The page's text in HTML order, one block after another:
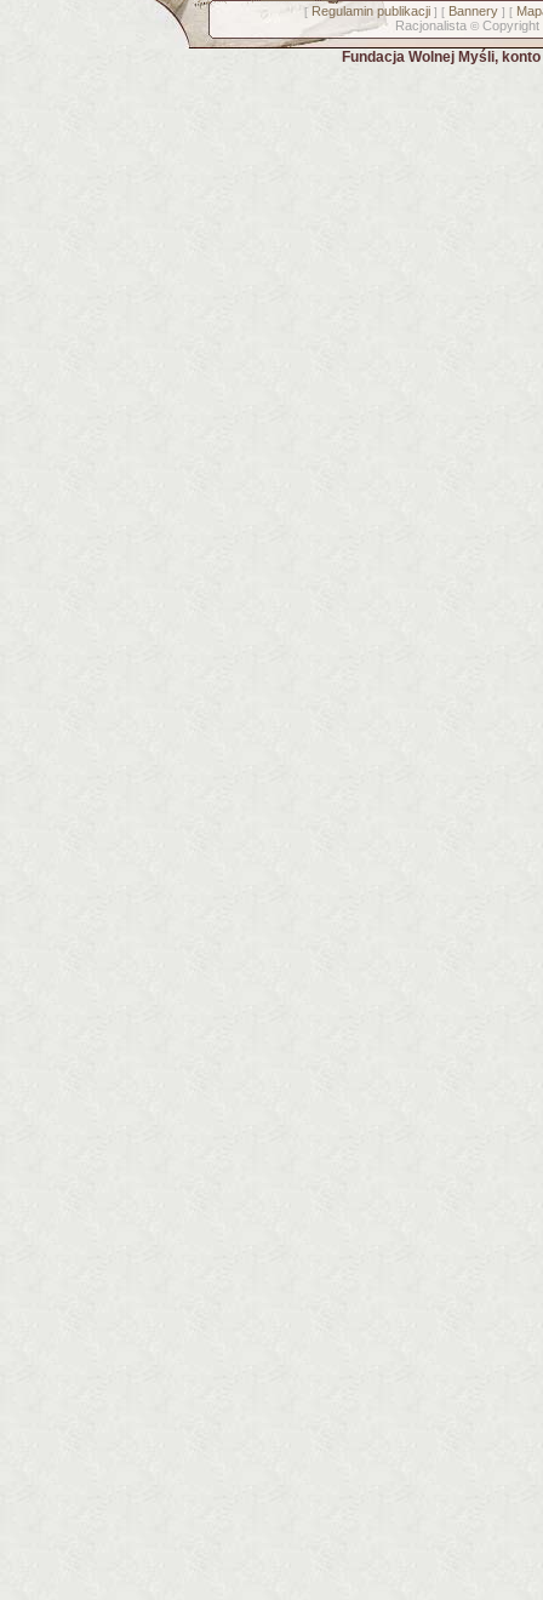
[ Regulamin publikacji] [ Bannery] [
Racjonalista © Copyright
Fundacja Wolnej Myśli,